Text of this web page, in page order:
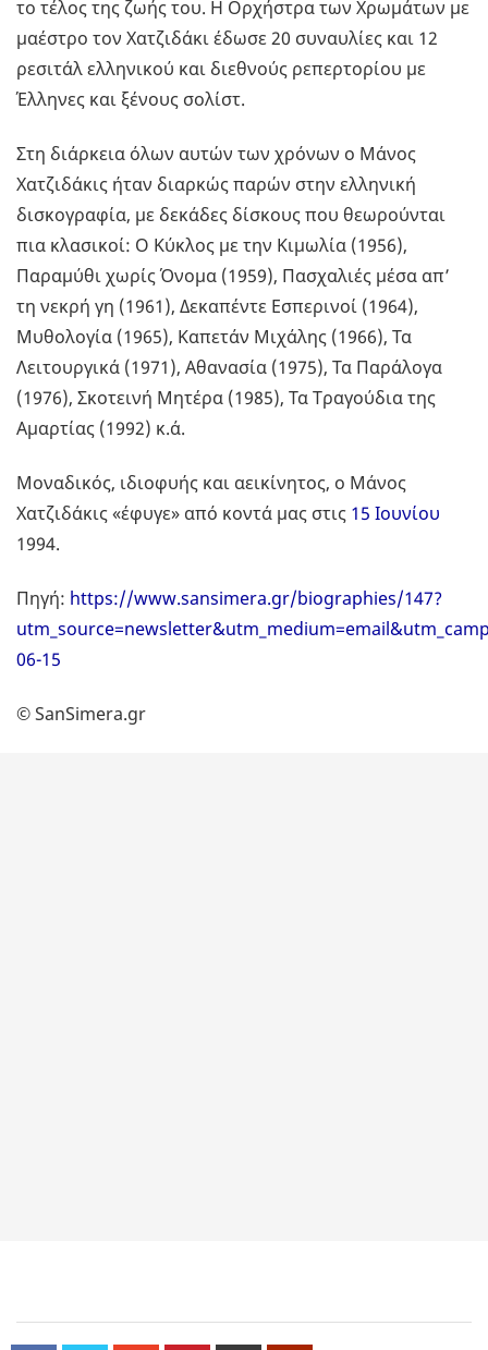
το τέλος της ζωής του. Η Ορχήστρα των Χρωμάτων με
μαέστρο τον Χατζιδάκι έδωσε 20 συναυλίες και 12
ρεσιτάλ ελληνικού και διεθνούς ρεπερτορίου με
Έλληνες και ξένους σολίστ.
Στη διάρκεια όλων αυτών των χρόνων ο Μάνος
Χατζιδάκις ήταν διαρκώς παρών στην ελληνική
δισκογραφία, με δεκάδες δίσκους που θεωρούνται
πια κλασικοί: Ο Κύκλος με την Κιμωλία (1956),
Παραμύθι χωρίς Όνομα (1959), Πασχαλιές μέσα απ’
τη νεκρή γη (1961), Δεκαπέντε Εσπερινοί (1964),
Μυθολογία (1965), Καπετάν Μιχάλης (1966), Τα
Λειτουργικά (1971), Αθανασία (1975), Τα Παράλογα
(1976), Σκοτεινή Μητέρα (1985), Τα Τραγούδια της
Αμαρτίας (1992) κ.ά.
Μοναδικός, ιδιοφυής και αεικίνητος, ο Μάνος
Χατζιδάκις «έφυγε» από κοντά μας στις 15 Ιουνίου
1994.
Πηγή: https://www.sansimera.gr/biographies/147?
06-15
© SanSimera.gr